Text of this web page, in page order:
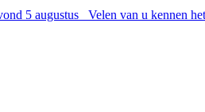
5 augustus Velen van u kennen